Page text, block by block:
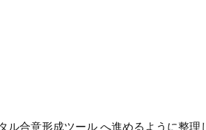
合意形成ツール へ進めるように整理